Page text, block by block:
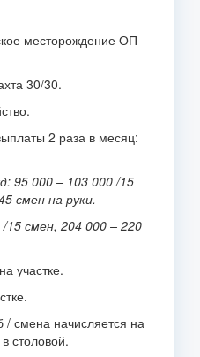
месторождение ОП
30/30.
2 раза в месяц:
95 000 – 103 000 /15
смен на руки.
/15 смен, 204 000 – 220
участке.
/ смена начисляется на
столовой.